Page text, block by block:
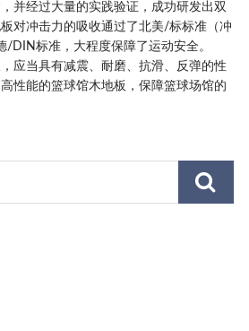
并经过大量的实践验证，成功研发出双
对冲击力的吸收通过了北美/标标准（冲
/DIN标准，大程度保障了运动安全。
当具有减震、耐磨、抗滑、反弹的性
性能的篮球馆木地板，保障篮球场馆的